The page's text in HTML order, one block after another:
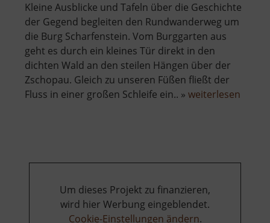
Kleine Ausblicke und Tafeln über die Geschichte
der Gegend begleiten den Rundwanderweg um
die Burg Scharfenstein. Vom Burggarten aus
geht es durch ein kleines Tür direkt in den
dichten Wald an den steilen Hängen über der
Zschopau. Gleich zu unseren Füßen fließt der
Fluss in einer großen Schleife ein.. » weiterlesen
Um dieses Projekt zu finanzieren,
wird hier Werbung eingeblendet.
Cookie-Einstellungen ändern.